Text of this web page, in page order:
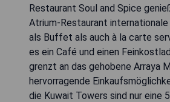
Restaurant Soul and Spice
Atrium-Restaurant
als Buffet als auch à la carte
es ein Café und einen
grenzt an das gehobene Arraya
hervorragende
die Kuwait Towers sind nur eine